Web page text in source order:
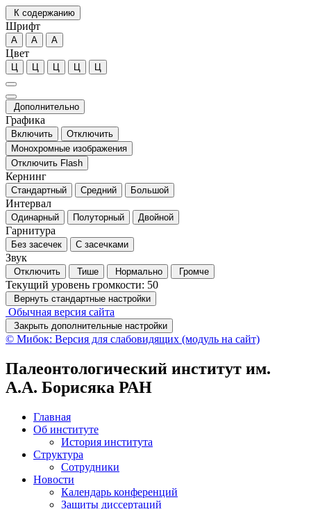
К содержанию
Шрифт
А А А
Цвет
Ц Ц Ц Ц Ц
Дополнительно
Графика
Включить
Отключить
Монохромные изображения
Отключить Flash
Кернинг
Стандартный Средний Большой
Интервал
Одинарный Полуторный Двойной
Гарнитура
Без засечек С засечками
Звук
Отключить Тише Нормально Громче
Текущий уровень громкости: 50
Вернуть стандартные настройки
Обычная версия сайта
Закрыть дополнительные настройки
© Мибок: Версия для слабовидящих (модуль на сайт)
Палеонтологический институт им.
А.А. Борисяка РАН
Главная
Об институте
История института
Структура
Сотрудники
Новости
Календарь конференций
Защиты диссертаций